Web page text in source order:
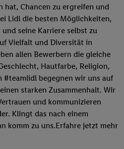
hat, Chancen zu ergreifen und
Lidl die besten Möglichkeiten,
seine Karriere selbst zu
Vielfalt und Diversität in
allen Bewerbern die gleiche
Hautfarbe, Religion,
begegnen wir uns auf
starken Zusammenhalt. Wir
und kommunizieren
Klingt das nach einem
komm zu uns.​Erfahre jetzt mehr